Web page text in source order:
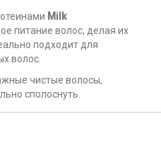
Milk
питание волос, делая их
подходит для
волос.
чистые волосы,
сполоснуть.